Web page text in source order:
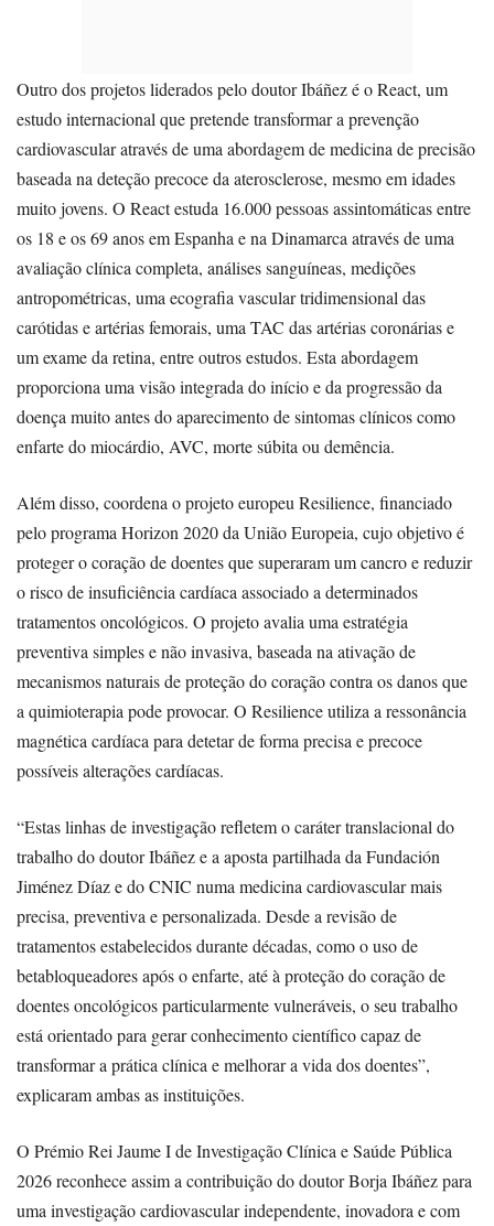
Outro dos projetos liderados pelo doutor Ibáñez é o React, um
estudo internacional que pretende transformar a prevenção
cardiovascular através de uma abordagem de medicina de precisão
baseada na deteção precoce da aterosclerose, mesmo em idades
muito jovens. O React estuda 16.000 pessoas assintomáticas entre
os 18 e os 69 anos em Espanha e na Dinamarca através de uma
avaliação clínica completa, análises sanguíneas, medições
antropométricas, uma ecografia vascular tridimensional das
carótidas e artérias femorais, uma TAC das artérias coronárias e
um exame da retina, entre outros estudos. Esta abordagem
proporciona uma visão integrada do início e da progressão da
doença muito antes do aparecimento de sintomas clínicos como
enfarte do miocárdio, AVC, morte súbita ou demência.
Além disso, coordena o projeto europeu Resilience, financiado
pelo programa Horizon 2020 da União Europeia, cujo objetivo é
proteger o coração de doentes que superaram um cancro e reduzir
o risco de insuficiência cardíaca associado a determinados
tratamentos oncológicos. O projeto avalia uma estratégia
preventiva simples e não invasiva, baseada na ativação de
mecanismos naturais de proteção do coração contra os danos que
a quimioterapia pode provocar. O Resilience utiliza a ressonância
magnética cardíaca para detetar de forma precisa e precoce
possíveis alterações cardíacas.
“Estas linhas de investigação refletem o caráter translacional do
trabalho do doutor Ibáñez e a aposta partilhada da Fundación
Jiménez Díaz e do CNIC numa medicina cardiovascular mais
precisa, preventiva e personalizada. Desde a revisão de
tratamentos estabelecidos durante décadas, como o uso de
betabloqueadores após o enfarte, até à proteção do coração de
doentes oncológicos particularmente vulneráveis, o seu trabalho
está orientado para gerar conhecimento científico capaz de
transformar a prática clínica e melhorar a vida dos doentes”,
explicaram ambas as instituições.
O Prémio Rei Jaume I de Investigação Clínica e Saúde Pública
2026 reconhece assim a contribuição do doutor Borja Ibáñez para
uma investigação cardiovascular independente, inovadora e com